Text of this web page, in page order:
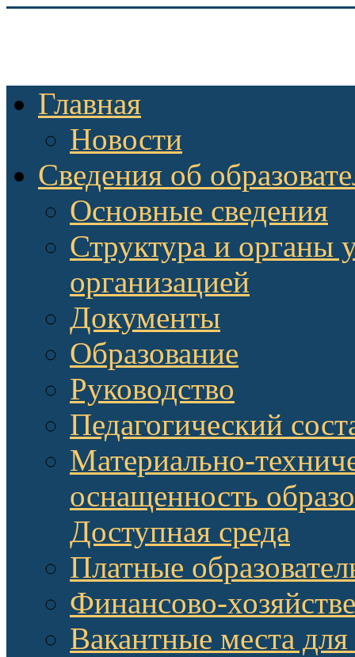
Главная
Новости
Сведения об
Основные сведения
Структура и органы
организацией
Документы
Образование
Руководство
Педагогический
Материально-
оснащенность
Доступная среда
Платные
Финансово-
Вакантные места